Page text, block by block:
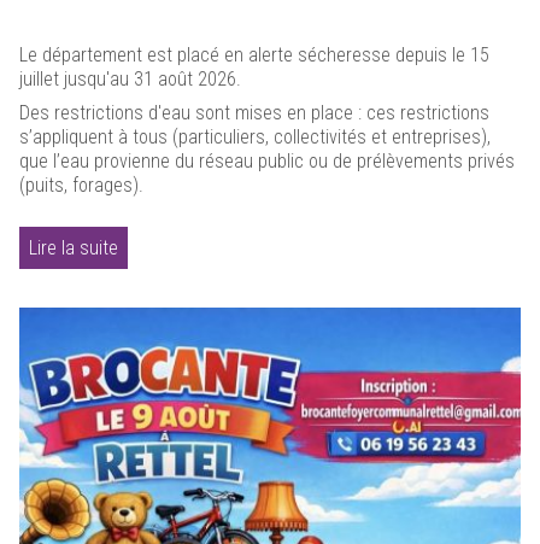
Le département est placé en alerte sécheresse depuis le 15
juillet jusqu'au 31 août 2026.
Des restrictions d'eau sont mises en place : ces restrictions
s’appliquent à tous (particuliers, collectivités et entreprises),
que l’eau provienne du réseau public ou de prélèvements privés
(puits, forages).
Lire la suite